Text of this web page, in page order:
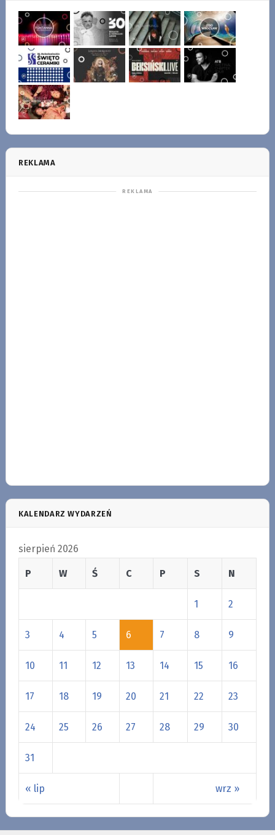
REKLAMA
KALENDARZ WYDARZEŃ
sierpień 2026
P W Ś C P S N
« lip wrz »
1 2
3 4 5 6 7 8 9
10 11 12 13 14 15 16
17 18 19 20 21 22 23
24 25 26 27 28 29 30
31